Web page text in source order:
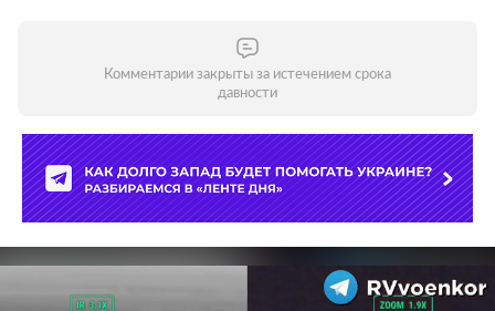
Комментарии закрыты за истечением срока
давности